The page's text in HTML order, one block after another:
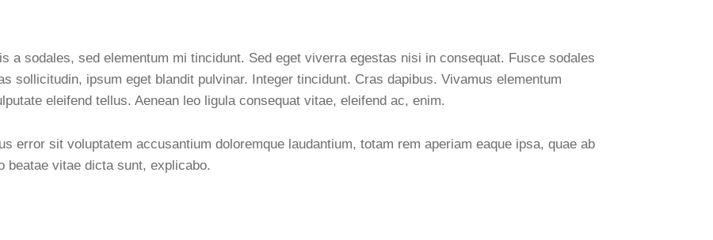
a sodales, sed elementum mi tincidunt. Sed eget viverra egestas nisi in consequat. Fusce sodales
sollicitudin, ipsum eget blandit pulvinar. Integer tincidunt. Cras dapibus. Vivamus elementum
eleifend tellus. Aenean leo ligula consequat vitae, eleifend ac, enim.
error sit voluptatem accusantium doloremque laudantium, totam rem aperiam eaque ipsa, quae ab
beatae vitae dicta sunt, explicabo.